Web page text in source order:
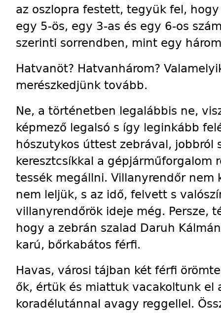
az oszlopra festett, tegyük fel,
egy 5-ös, egy 3-as és egy 6-os
szerinti sorrendben, mint egy
Hatvanöt? Hatvanhárom?
merészkedjünk tovább.
Ne, a történetben legalábbis ne,
képmező legalsó s így leginkább
hószutykos úttest zebrával, jobbról
keresztcsíkkal a gépjárműforgalom
tessék megállni. Villanyrendőr
nem leljük, s az idő, felvett s
villanyrendőrök ideje még. Persze,
hogy a zebrán szalad Daruh
karú, bőrkabátos férfi.
Havas, városi tájban két férfi
ők, értük és miattuk vacakoltunk el
koradélutánnal avagy reggellel.